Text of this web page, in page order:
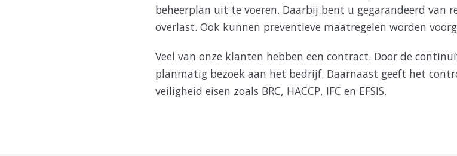
beheerplan uit te voeren. Daarbij bent u gegarandeerd van
overlast. Ook kunnen preventieve maatregelen worden
Veel van onze klanten hebben een contract. Door de
planmatig bezoek aan het bedrijf. Daarnaast geeft het
veiligheid eisen zoals BRC, HACCP, IFC en EFSIS.